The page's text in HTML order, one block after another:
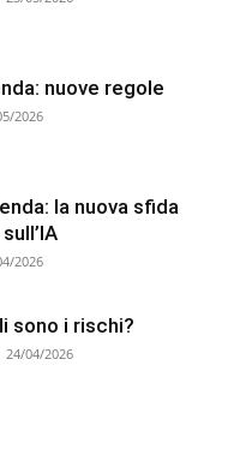
nuove regole
2026
la nuova sfida
2026
sono i rischi?
24/04/2026